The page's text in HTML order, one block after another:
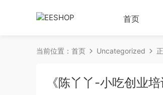
首页
当前位置： 首页 Uncategorized
《陈丫丫-小吃创业培